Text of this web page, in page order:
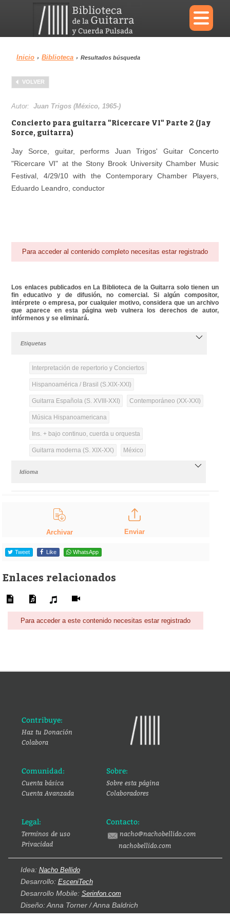
×
Menu
Biblioteca
Área personal Reproductor
Inicio › Biblioteca › Resultados búsqueda
VOLVER
Autor:Juan Trigos (México, 1965-)
Concierto para guitarra "Ricercare VI" Parte 2 (Jay
Sorce, guitarra)
Jay Sorce, guitar, performs Juan Trigos' Guitar Concerto
"Ricercare VI" at the Stony Brook University Chamber Music
Festival, 4/29/10 with the Contemporary Chamber Players,
Eduardo Leandro, conductor
Para acceder al contenido completo necesitas estar registrado
Los enlaces publicados en La Biblioteca de la Guitarra solo tienen un
fin educativo y de difusión, no comercial. Si algún compositor,
intérprete o empresa, por cualquier motivo, considera que un archivo
que aparece en esta página web vulnera los derechos de autor,
infórmenos y se eliminará.
Etiquetas
Interpretación de repertorio y Conciertos
Hispanoamérica / Brasil (S.XIX-XXI)
Guitarra Española (S. XVIII-XXI) Contemporáneo (XX-XXI)
Música Hispanoamericana
Ins. + bajo continuo, cuerda u orquesta
Guitarra moderna (S. XIX-XX) México
Idioma
Archivar Enviar
Tweet Like WhatsApp
Enlaces relacionados
Para acceder a este contenido necesitas estar registrado
Contribuye:
Haz tu Donación
Colabora
Comunidad:
Cuenta básica
Cuenta Avanzada
Sobre:
Sobre esta página
Colaboradores
Legal:
Terminos de uso
Privacidad
Contacto:
nacho@nachobellido.com
nachobellido.com
Idea: Nacho Bellido
Desarrollo: EsceniTech
Desarrollo Mobile: Serinfon.com
Diseño: Anna Torner / Anna Baldrich